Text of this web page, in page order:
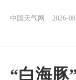
中国天气网 2026-
“白海豚